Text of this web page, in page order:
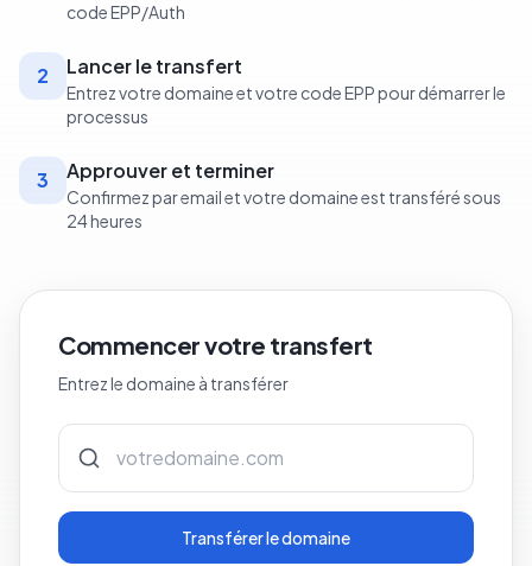
code EPP/Auth
2 Lancer le transfert
Entrez votre domaine et votre code EPP pour démarrer le
processus
3 Approuver et terminer
Confirmez par email et votre domaine est transféré sous
24 heures
Commencer votre transfert
Entrez le domaine à transférer
Transférer le domaine